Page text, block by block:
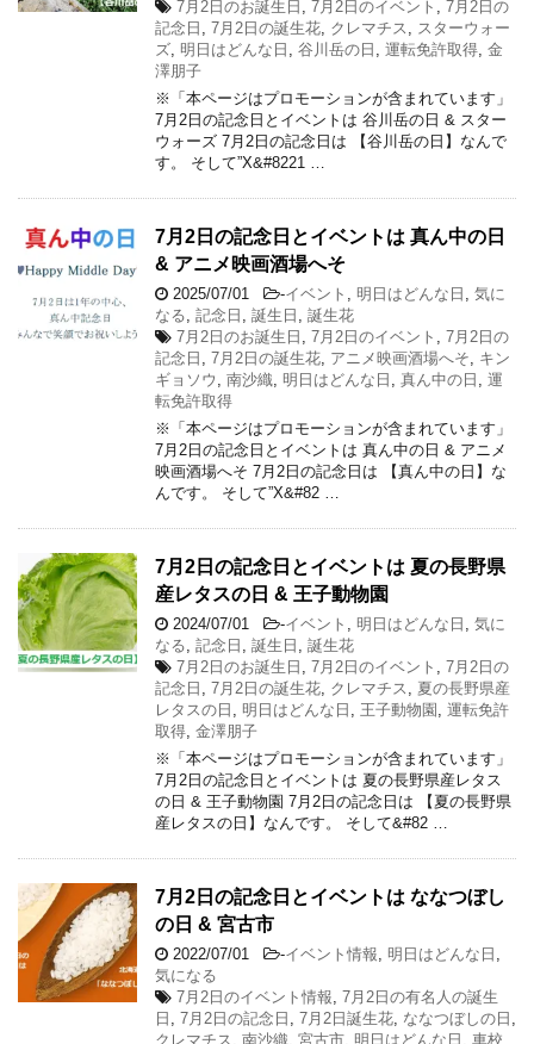
7月2日のお誕生日
7月2日のイベント
7月2日の
記念日
7月2日の誕生花 クレマチス
スターウォー
ズ 明日はどんな日 谷川岳の日 運転免許取得 金
澤朋子
※「本ページはプロモーションが含まれています」
7月2日の記念日とイベントは 谷川岳の日 & スター
ウォーズ 7月2日の記念日は 【谷川岳の日】なんで
す。 そして”X&#8221 …
7月2日の記念日とイベントは 真ん中の日
& アニメ映画酒場へそ
2025/07/01 -イベント 明日はどんな日
気に
なる 記念日 誕生日
誕生花
7月2日のお誕生日
7月2日のイベント
7月2日の
記念日
7月2日の誕生花 アニメ映画酒場へそ
キン
ギョソウ
南沙織 明日はどんな日 真ん中の日
運
転免許取得
※「本ページはプロモーションが含まれています」
7月2日の記念日とイベントは 真ん中の日 & アニメ
映画酒場へそ 7月2日の記念日は 【真ん中の日】な
んです。 そして”X&#82 …
7月2日の記念日とイベントは 夏の長野県
産レタスの日 & 王子動物園
2024/07/01 -イベント 明日はどんな日
気に
なる 記念日 誕生日
誕生花
7月2日のお誕生日
7月2日のイベント
7月2日の
記念日
7月2日の誕生花 クレマチス
夏の長野県産
レタスの日
明日はどんな日 王子動物園 運転免許
取得 金澤朋子
※「本ページはプロモーションが含まれています」
7月2日の記念日とイベントは 夏の長野県産レタス
の日 & 王子動物園 7月2日の記念日は 【夏の長野県
産レタスの日】なんです。 そして&#82 …
7月2日の記念日とイベントは ななつぼし
の日 & 宮古市
2022/07/01 -イベント情報 明日はどんな日
気になる
7月2日のイベント情報 7月2日の有名人の誕生
日
7月2日の記念日 7月2日誕生花 ななつぼしの日
クレマチス
南沙織 宮古市 明日はどんな日
車校